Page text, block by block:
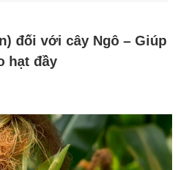
đối với cây Ngô – Giúp
hạt đầy